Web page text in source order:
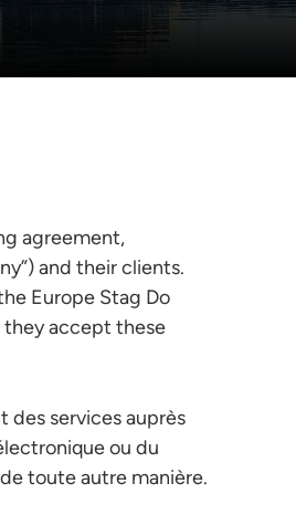
agreement,
and their clients.
Europe Stag Do
accept these
des services auprès
ou du
toute autre manière.